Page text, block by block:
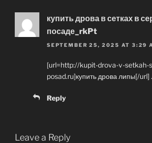
купить дрова в сетках в
посаде_rkPt
SEPTEMBER 25, 2025 AT 3:29
[url=http://kupit-drova-v-setkah-
posad.ru]купить дрова липы[/url] .
Reply
Leave a Reply